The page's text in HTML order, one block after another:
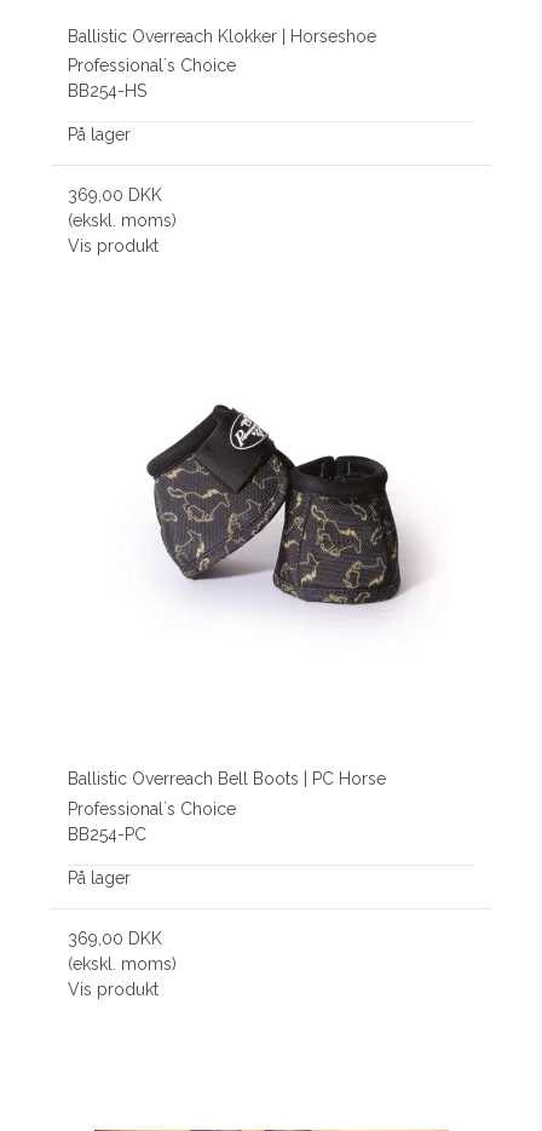
Ballistic Overreach Klokker | Horseshoe
Professional´s Choice
BB254-HS
På lager
369,00 DKK
(ekskl. moms)
Vis produkt
Ballistic Overreach Bell Boots | PC Horse
Professional´s Choice
BB254-PC
På lager
369,00 DKK
(ekskl. moms)
Vis produkt